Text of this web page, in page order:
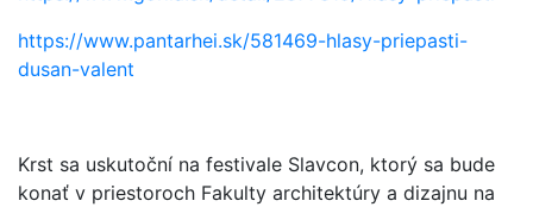
https://www.pantarhei.sk/581469-hlasy-priepasti-
dusan-valent
Krst sa uskutoční na festivale Slavcon, ktorý sa bude
konať v priestoroch Fakulty architektúry a dizajnu na